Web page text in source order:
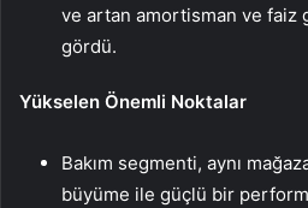
ve artan amortisman ve faiz
gördü.
Yükselen Önemli Noktalar
Bakım segmenti, aynı
büyüme ile güçlü bir